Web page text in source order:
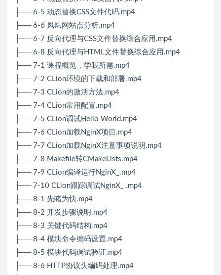
├── 6-5 动态替换CSS文件代码.mp4
├── 6-6 凤凰网站点分析.mp4
├── 6-7 反向代理与CSS文件替换综合应用.mp4
├── 6-8 反向代理与HTML文件替换综合应用.mp4
├── 7-1 课程概览，学我所需.mp4
├── 7-2 CLion环境的下载和部署.mp4
├── 7-3 CLion的激活方法.mp4
├── 7-4 CLion常用配置.mp4
├── 7-5 CLion调试Hello World.mp4
├── 7-6 CLion加载NginX项目.mp4
├── 7-7 CLion加载NginX注意事项说明.mp4
├── 7-8 Makefile转CMakeLists.mp4
├── 7-9 CLion编译运行NginX_.mp4
├── 7-10 CLion跟踪调试NginX_ .mp4
├── 8-1 先睹为快.mp4
├── 8-2 开发步骤说明.mp4
├── 8-3 关键代码结构.mp4
├── 8-4 模块命令编码设置.mp4
├── 8-5 模块代码调试验证.mp4
├── 8-6 HTTP协议头编码处理.mp4